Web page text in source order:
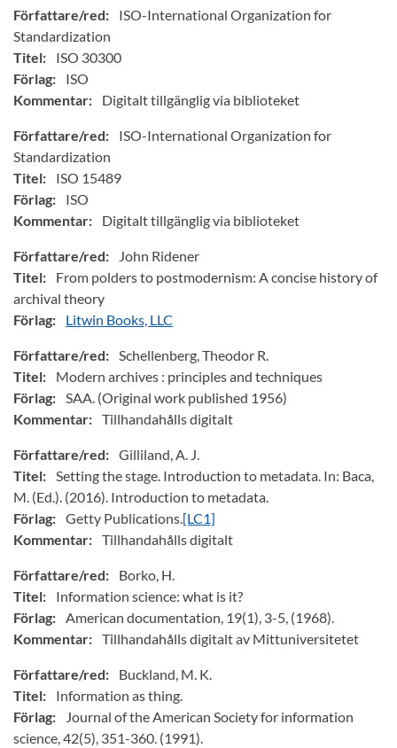
Författare/red:
ISO-International Organization for
Standardization
Titel:
ISO 30300
Förlag:
ISO
Kommentar:
Digitalt tillgänglig via biblioteket
Författare/red:
ISO-International Organization for
Standardization
Titel:
ISO 15489
Förlag:
ISO
Kommentar:
Digitalt tillgänglig via biblioteket
Författare/red:
John Ridener
Titel:
From polders to postmodernism: A concise history of
archival theory
Förlag:
Litwin Books, LLC
Författare/red: Schellenberg, Theodor R.
Titel:
Modern archives : principles and techniques
Förlag: SAA. (Original work published 1956)
Kommentar: Tillhandahålls digitalt
Författare/red: Gilliland, A. J.
Titel: Setting the stage. Introduction to metadata. In: Baca,
M. (Ed.). (2016). Introduction to metadata.
Förlag: Getty Publications.[LC1]
Kommentar: Tillhandahålls digitalt
Författare/red:
Borko, H.
Titel:
Information science: what is it?
Förlag: American documentation, 19(1), 3-5, (1968).
Kommentar: Tillhandahålls digitalt av Mittuniversitetet
Författare/red:
Buckland, M. K.
Titel:
Information as thing.
Förlag:
Journal of the American Society for information
science, 42(5), 351-360. (1991).